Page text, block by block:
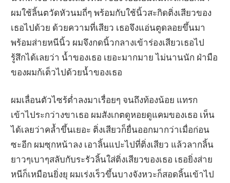
ผมใช้ลิ้นตวัดหัวนมถี่ๆ พร้อมกับใช้นิ้วสะกิดติ่งเสียวของ
เธอไปด้วย ด้วยความที่เสียว เธอจึงแอ่นตูดลอยขึ้นมา
พร้อมส่ายหนีนิ้ว ผมจึงกดนิ้วกลางเข้าร่องเสียวเธอไป
รู้สึกได้เลยว่า น้ำของเธอ เยอะมากมาย ไม่นานนัก ฝ่ามือ
ของผมก้เต็วไปด้วยน้ำของเธอ
ผมเลื่อนตัวไซร้ต่ำลงมาเรื่อยๆ จนถึงท้องน้อย แทรก
เข้าไประกว่างขาเธอ ผมสังเกตดูหอยดูแคมของเธอ เห็น
ได้เลยว่าคล้ำขึ้นเยอะ ติ่งเสียวก็ยื่นออกมากว่าเมื่อก่อน
ซะอีก ผมซุกหน้าลง เอาลิ้นแปะไปที่ติ่งเสียว แล้วลากลิ้น
ยาวๆเบาๆสลับกับระรัวลิ้นใส่ติ่งเสียวของเธอ เธอยิ่งส่าย
หนีก็เหมือนยิ่งยุ ผมเร่งเร็วขึ้นบางจังหวะก็สอดลิ้นเข้าไป